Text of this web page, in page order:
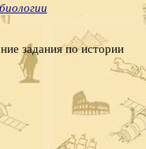
задания по истории